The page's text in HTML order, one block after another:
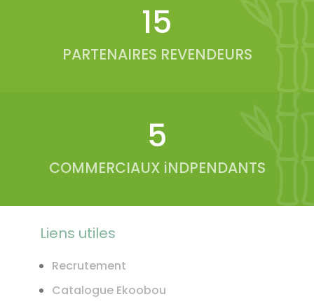
19
PARTENAIRES REVENDEURS
6
COMMERCIAUX iNDPENDANTS
Liens utiles
Recrutement
Catalogue Ekoobou